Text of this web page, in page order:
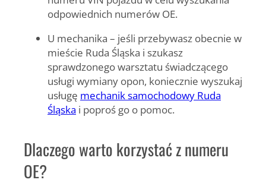
odpowiednich numerów OE.
U mechanika – jeśli przebywasz obecnie w
mieście Ruda Śląska i szukasz
sprawdzonego warsztatu świadczącego
usługi wymiany opon, koniecznie wyszukaj
usługę mechanik samochodowy Ruda
Śląska i poproś go o pomoc.
Dlaczego warto korzystać z numeru
OE?